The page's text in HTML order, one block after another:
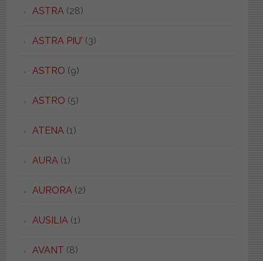
ASTRA (28)
ASTRA PIU' (3)
ASTRO (9)
ASTRO (5)
ATENA (1)
AURA (1)
AURORA (2)
AUSILIA (1)
AVANT (8)